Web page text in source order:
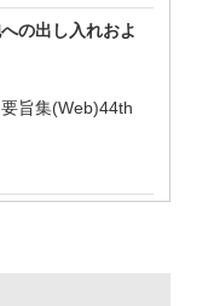
の出し入れおよ
旨集(Web)44th